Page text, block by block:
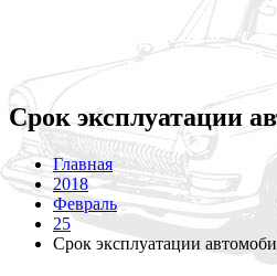
Срок эксплуатации
Главная
2018
Февраль
25
Срок эксплуатации